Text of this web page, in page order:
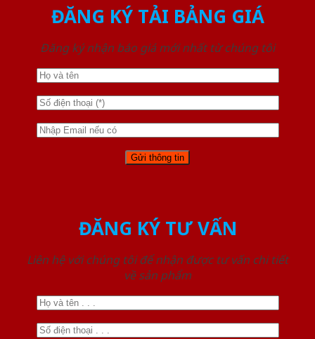
ĐĂNG KÝ TẢI BẢNG GIÁ
Đăng ký nhận báo giá mới nhất từ chúng tôi
ĐĂNG KÝ TƯ VẤN
Liên hệ với chúng tôi để nhận được tư vấn chi tiết
về sản phẩm